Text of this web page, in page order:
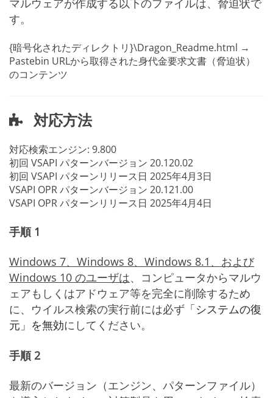
マルウェアが作成する以下のファイルは、脅迫状で
す。
{暗号化されたディレクトリ}\Dragon_Readme.html →
Pastebin URLから取得された身代金要求文書（脅迫状）
のコンテンツ
対応方法
対応検索エンジン: 9.800
初回 VSAPI パターンバージョン 20.120.02
初回 VSAPI パターンリリース日 2025年4月3日
VSAPI OPR パターンバージョン 20.121.00
VSAPI OPR パターンリリース日 2025年4月4日
手順 1
Windows 7、Windows 8、Windows 8.1、および
Windows 10 のユーザは、コンピュータからマルウ
ェアもしくはアドウェア等を完全に削除するため
に、ウイルス検索の実行前には必ず 「システムの復
元」を無効にしてください。
手順 2
最新のバージョン（エンジン、パターンファイル）